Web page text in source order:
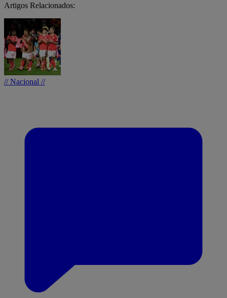
Artigos Relacionados:
// Nacional //